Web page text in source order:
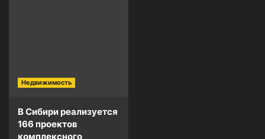
Недвижимость
В Сибири реализуется
166 проектов
комплексного